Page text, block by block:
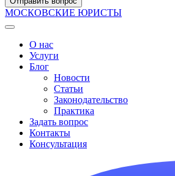
МОСКОВСКИЕ ЮРИСТЫ
О нас
Услуги
Блог
Новости
Статьи
Законодательство
Практика
Задать вопрос
Контакты
Консультация